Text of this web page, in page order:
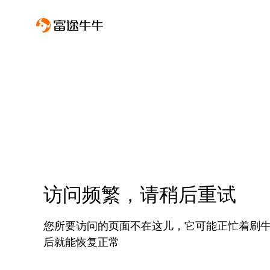
访问频繁，请稍后重试
您所要访问的页面不在这儿，它可能正忙着刷
后就能恢复正常